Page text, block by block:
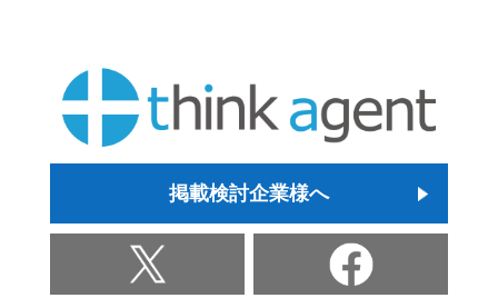
掲載検討企業様へ